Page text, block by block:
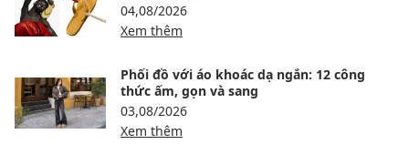
04,08/2026
Xem thêm
Phối đồ với áo khoác dạ ngắn: 12 công
thức ấm, gọn và sang
03,08/2026
Xem thêm